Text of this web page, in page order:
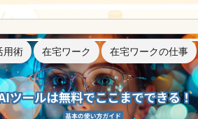
用術 在宅ワーク 在宅ワークの仕事